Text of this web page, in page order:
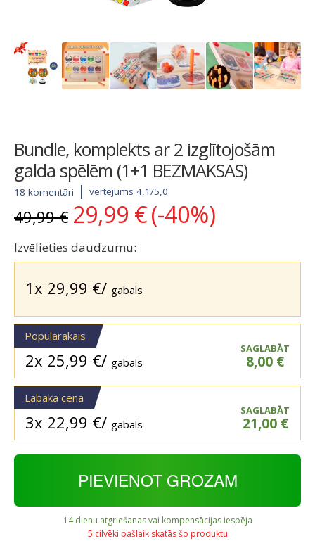
Bundle, komplekts ar 2 izglītojošām
galda spēlēm (1+1 BEZMAKSAS)
18 komentāri vērtējums 4,1/5,0
49,99€ Original
price
was:
49,99 €.
29,99 € Current
price
29,99 €.
(-40%)
Izvēlieties daudzumu:
1x 29,99 €/ gabals
Populārākais
2x 25,99 €/ gabals
SAGLABĀT
8,00 €
Labākā cena
3x 22,99 €/ gabals
SAGLABĀT
21,00 €
PIEVIENOT GROZAM
14 dienu atgriešanas vai kompensācijas iespēja
5 cilvēki pašlaik skatās šo produktu